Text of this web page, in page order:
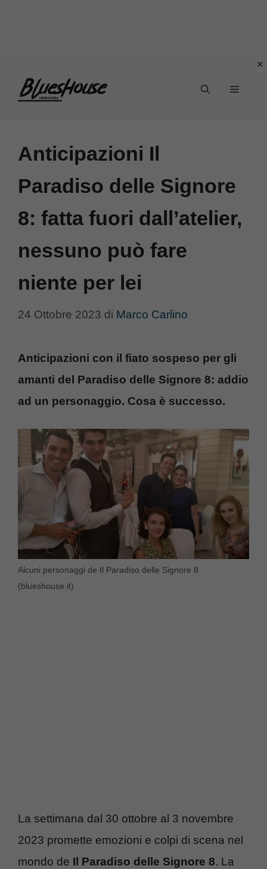
Menu
Anticipazioni Il
Paradiso delle Signore
8: fatta fuori dall’atelier,
nessuno può fare
niente per lei
24 Ottobre 2023 di Marco Carlino
Anticipazioni con il fiato sospeso per gli
amanti del Paradiso delle Signore 8: addio
ad un personaggio. Cosa è successo.
Alcuni personaggi de Il Paradiso delle Signore 8
(blueshouse.it)
La settimana dal 30 ottobre al 3 novembre
2023 promette emozioni e colpi di scena nel
mondo de Il Paradiso delle Signore 8. La